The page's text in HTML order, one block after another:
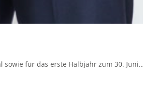
sowie für das erste Halbjahr zum 30.